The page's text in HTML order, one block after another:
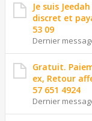
Je suis
discret et
53 09
Dernier
Gratuit.
ex, Retour
57 651 4924
Dernier